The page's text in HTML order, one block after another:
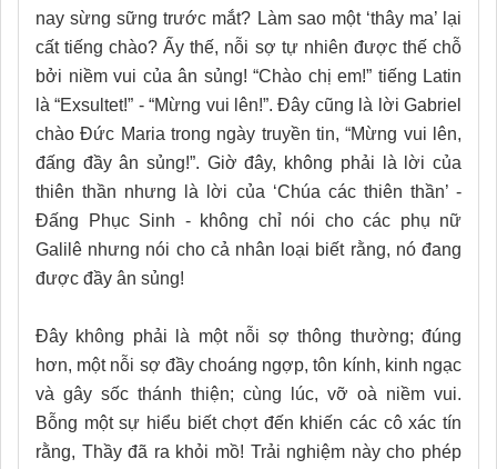
nay sừng sững trước mắt? Làm sao một ‘thây ma’ lại
cất tiếng chào? Ấy thế, nỗi sợ tự nhiên được thế chỗ
bởi niềm vui của ân sủng! “Chào chị em!” tiếng Latin
là “Exsultet!” - “Mừng vui lên!”. Đây cũng là lời Gabriel
chào Đức Maria trong ngày truyền tin, “Mừng vui lên,
đấng đầy ân sủng!”. Giờ đây, không phải là lời của
thiên thần nhưng là lời của ‘Chúa các thiên thần’ -
Đấng Phục Sinh - không chỉ nói cho các phụ nữ
Galilê nhưng nói cho cả nhân loại biết rằng, nó đang
được đầy ân sủng!
Đây không phải là một nỗi sợ thông thường; đúng
hơn, một nỗi sợ đầy choáng ngợp, tôn kính, kinh ngạc
và gây sốc thánh thiện; cùng lúc, vỡ oà niềm vui.
Bỗng một sự hiểu biết chợt đến khiến các cô xác tín
rằng, Thầy đã ra khỏi mồ! Trải nghiệm này cho phép